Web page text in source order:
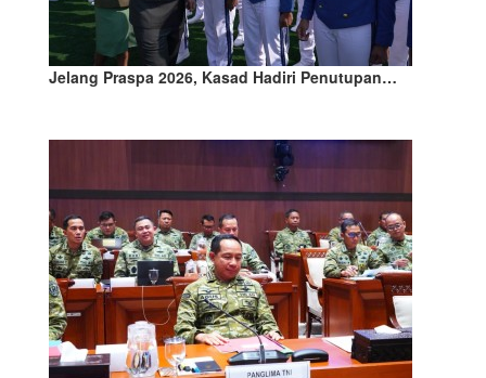
Jelang Praspa 2026, Kasad Hadiri Penutupan…